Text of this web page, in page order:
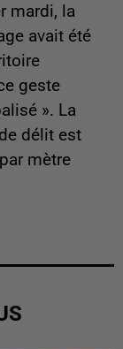
mardi, la
avait été
geste
». La
délit est
mètre